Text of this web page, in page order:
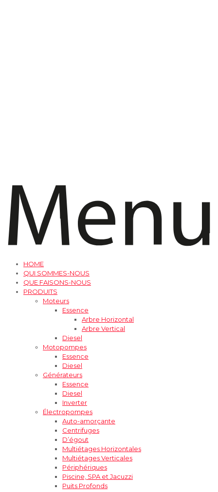
HOME
QUI SOMMES-NOUS
QUE FAISONS-NOUS
PRODUITS
Moteurs
Essence
Arbre Horizontal
Arbre Vertical
Diesel
Motopompes
Essence
Diesel
Générateurs
Essence
Diesel
Inverter
Électropompes
Auto-amorçante
Centrifuges
D’égout
Multiétages Horizontales
Multiétages Verticales
Périphériques
Piscine, SPA et Jacuzzi
Puits Profonds